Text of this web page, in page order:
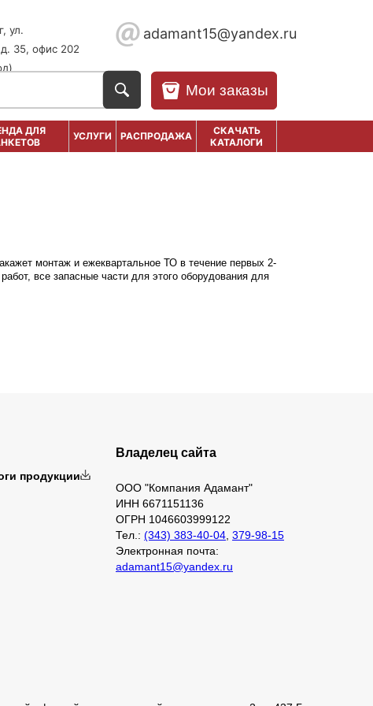
ул.
35, офис 202
adamant15@yandex.ru
Мои заказы
ДЛЯ
УСЛУГИ РАСПРОДАЖА
СКАЧАТЬ
КАТАЛОГИ
монтаж и ежеквартальное ТО в течение первых 2-
все запасные части для этого оборудования для
продукции
Владелец сайта
ООО "Компания Адамант"
ИНН 6671151136
ОГРН 1046603999122
Тел.: (343) 383-40-04 379-98-15
Электронная почта:
adamant15@yandex.ru